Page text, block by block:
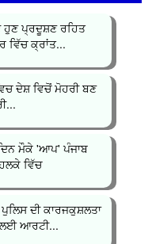
ਹੁਣ ਪ੍ਰਦੂਸ਼ਣ ਰਹਿਤ
ਵਿੱਚ ਕ੍ਰਾਂਤ...
ਦੇਸ਼ ਵਿਚੋਂ ਮੋਹਰੀ ਬਣ
ਮੌਕੇ 'ਆਪ' ਪੰਜਾਬ
ਵਿੱਚ
ਦੀ ਕਾਰਜਕੁਸ਼ਲਤਾ
ਲਈ ਆਰਟੀ...